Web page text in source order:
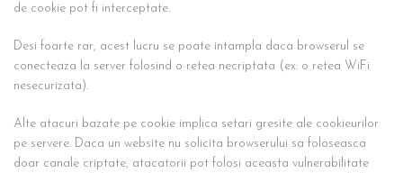
de cookie pot fi interceptate.
Desi foarte rar, acest lucru se poate intampla daca browserul se
conecteaza la server folosind o retea necriptata (ex: o retea WiFi
nesecurizata).
Alte atacuri bazate pe cookie implica setari gresite ale cookieurilor
pe servere. Daca un website nu solicita browserului sa foloseasca
doar canale criptate, atacatorii pot folosi aceasta vulnerabilitate